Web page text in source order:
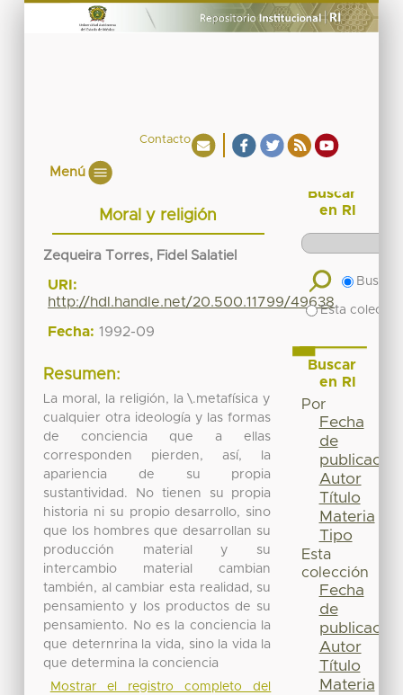
Contacto
Menú
Moral y religión
Zequeira Torres, Fidel Salatiel
URI:
http://hdl.handle.net/20.500.11799/49638
Fecha: 1992-09
Resumen:
La moral, la religión, la \.metafísica y
cualquier otra ideología y las formas
de conciencia que a ellas
corresponden pierden, así, la
apariencia de su propia
sustantividad. No tienen su propia
historia ni su propio desarrollo, sino
que los hombres que desarrollan su
producción material y su
intercambio material cambian
también, al cambiar esta realidad, su
pensamiento y los productos de su
pensamiento. No es la conciencia la
que deternrina la vida, sino la vida la
que determina la conciencia
Mostrar el registro completo del
Buscar
en RI
Buscar
Esta
Buscar
en RI
Por
Fecha
de
publicación
Autor
Título
Materia
Tipo
Esta
colección
Fecha
de
publicación
Autor
Título
Materia